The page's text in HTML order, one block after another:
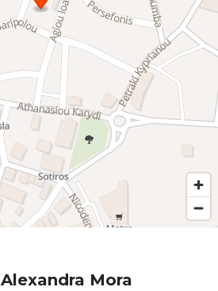
Alexandra Mora